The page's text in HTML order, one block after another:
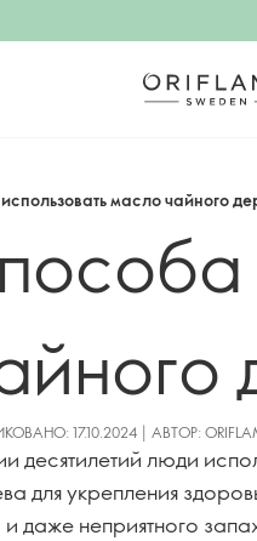
масло чайного
17.10.2024 | АВТОР:
десятилетий люди
для укрепления
даже неприятного